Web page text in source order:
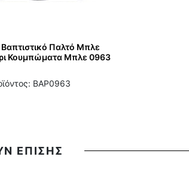
Παλτό Μπλε
Κουμπώματα Μπλε 0963
BAP0963
ΕΠΙΣΗΣ